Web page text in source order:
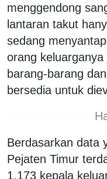
menggendong
lantaran takut
sedang
orang
barang-barang
bersedia untuk
Berdasarkan data
Pejaten Timur
1.173 kepala